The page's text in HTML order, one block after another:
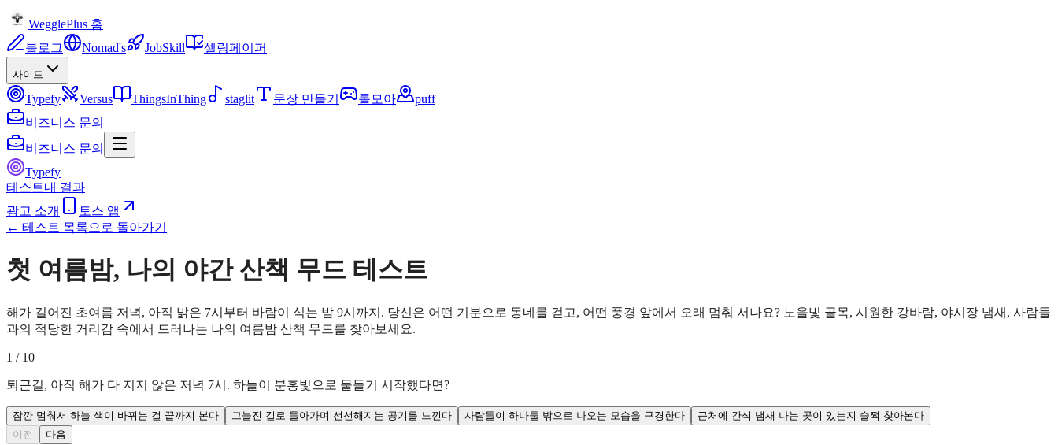
WegglePlus 홈
블로그
Nomad's JobSkill 셀링페이퍼
사이드
Typefy Versus ThingsInThing staglit 문장 만들기 롤모아
puff
비즈니스 문의
비즈니스 문의
Typefy
테스트내 결과
광고 소개
토스 앱
← 테스트 목록으로 돌아가기
첫 여름밤, 나의 야간 산책 무드 테스트
해가 길어진 초여름 저녁, 아직 밝은 7시부터 바람이 식는 밤 9시까지. 당신은 어떤 기분으로 동네를 걷고, 어떤 풍경 앞에서 오래 멈춰 서나요? 노을빛 골목, 시원한 강바람, 야시장 냄새, 사람들
과의 적당한 거리감 속에서 드러나는 나의 여름밤 산책 무드를 찾아보세요.
1 / 10
퇴근길, 아직 해가 다 지지 않은 저녁 7시. 하늘이 분홍빛으로 물들기 시작했다면?
잠깐 멈춰서 하늘 색이 바뀌는 걸 끝까지 본다 그늘진 길로 돌아가며 선선해지는 공기를 느낀다 사람들이 하나둘 밖으로 나오는 모습을 구경한다
근처에 간식 냄새 나는 곳이 있는지 슬쩍 찾아본다
이전
다음